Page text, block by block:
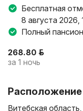
Данный тариф на
комплексное
в день выезда)
Бесплатная
8 августа 2026,
Полный пансион
268.80 р.
за 1 ночь
Расположение
Витебская